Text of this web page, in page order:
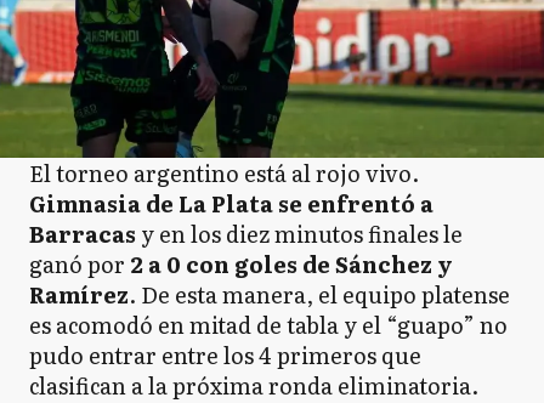
El torneo argentino está al rojo vivo.
Gimnasia de La Plata se enfrentó a
Barracas y en los diez minutos finales le
ganó por 2 a 0 con goles de Sánchez y
Ramírez. De esta manera, el equipo platense
es acomodó en mitad de tabla y el “guapo” no
pudo entrar entre los 4 primeros que
clasifican a la próxima ronda eliminatoria.